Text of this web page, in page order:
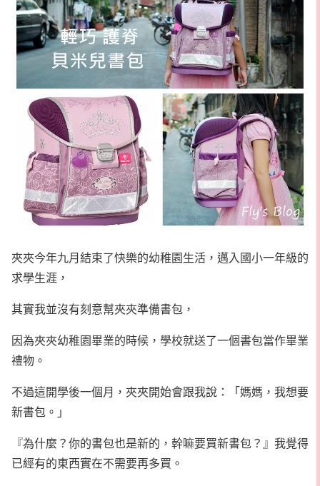
夾夾今年九月結束了快樂的幼稚園生活，邁入國小一年級的
求學生涯，
其實我並沒有刻意幫夾夾準備書包，
因為夾夾幼稚園畢業的時候，學校就送了一個書包當作畢業
禮物。
不過這開學後一個月，夾夾開始會跟我說：「媽媽，我想要
新書包。」
『為什麼？你的書包也是新的，幹嘛要買新書包？』我覺得
已經有的東西實在不需要再多買。